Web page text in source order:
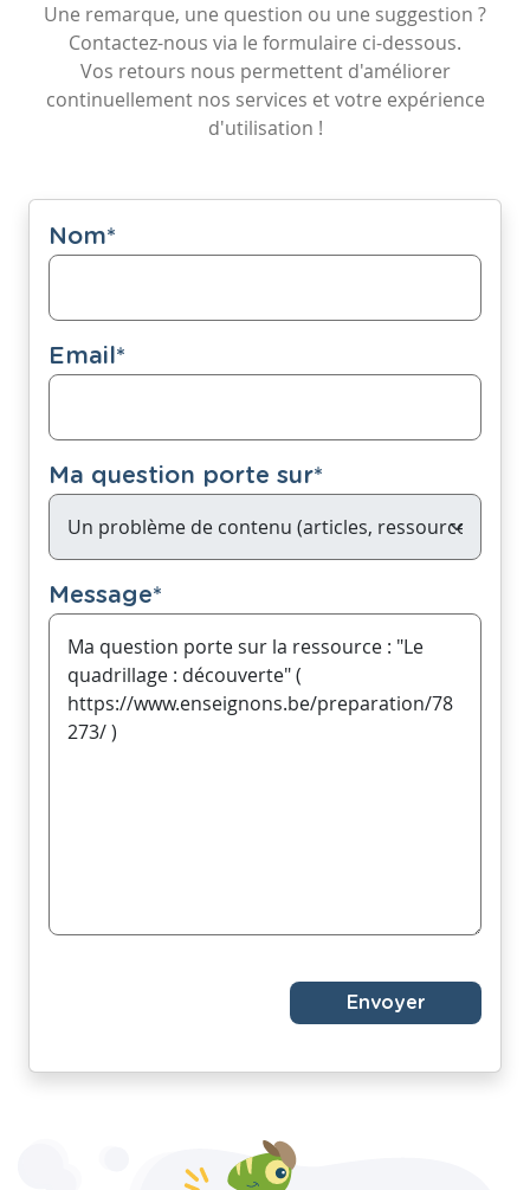
Une remarque, une question ou une suggestion ?
Contactez-nous via le formulaire ci-dessous.
Vos retours nous permettent d'améliorer
continuellement nos services et votre expérience
d'utilisation !
Nom*
Email*
Ma question porte sur*
Message*
Envoyer